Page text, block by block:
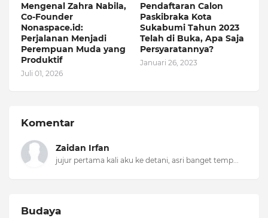
Mengenal Zahra Nabila,
Co-Founder
Nonaspace.id:
Perjalanan Menjadi
Perempuan Muda yang
Produktif
Juli 01, 2026
Pendaftaran Calon
Paskibraka Kota
Sukabumi Tahun 2023
Telah di Buka, Apa Saja
Persyaratannya?
Januari 26, 2023
Komentar
Zaidan Irfan
jujur pertama kali aku ke detani, asri banget temp...
Budaya